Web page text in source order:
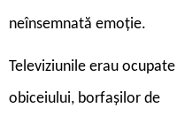
neînsemnată emoție.
Televiziunile erau
obiceiului, borfașilor de